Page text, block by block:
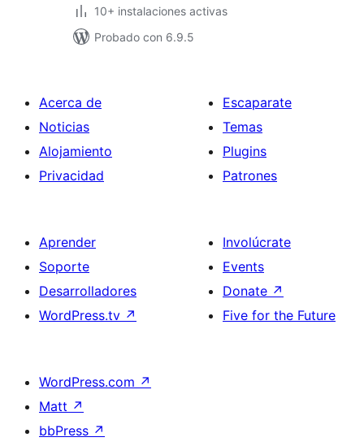
10+ instalaciones activas
Probado con 6.9.5
Acerca de
Noticias
Alojamiento
Privacidad
Escaparate
Temas
Plugins
Patrones
Aprender
Soporte
Desarrolladores
WordPress.tv ↗
Involúcrate
Events
Donate ↗
Five for the Future
WordPress.com ↗
Matt ↗
bbPress ↗